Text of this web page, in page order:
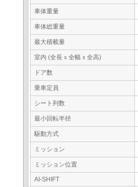
車体重量
車体総重量
最大積載量
室内 (全長ｘ全幅ｘ全高)
ドア数
乗車定員
シート列数
最小回転半径
駆動方式
ミッション
ミッション位置
AI-SHIFT